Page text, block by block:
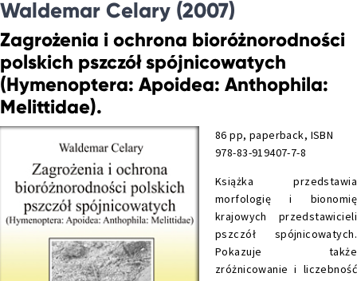
Waldemar Celary (2007)
Zagrożenia i ochrona bioróżnorodności
polskich pszczół spójnicowatych
(Hymenoptera: Apoidea: Anthophila:
Melittidae).
86 pp, paperback, ISBN
978-83-919407-7-8
Książka przedstawia
morfologię i bionomię
krajowych przedstawicieli
pszczół spójnicowatych.
Pokazuje także
zróżnicowanie i liczebność